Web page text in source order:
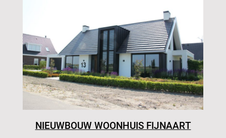
NIEUWBOUW WOONHUIS FIJNAART